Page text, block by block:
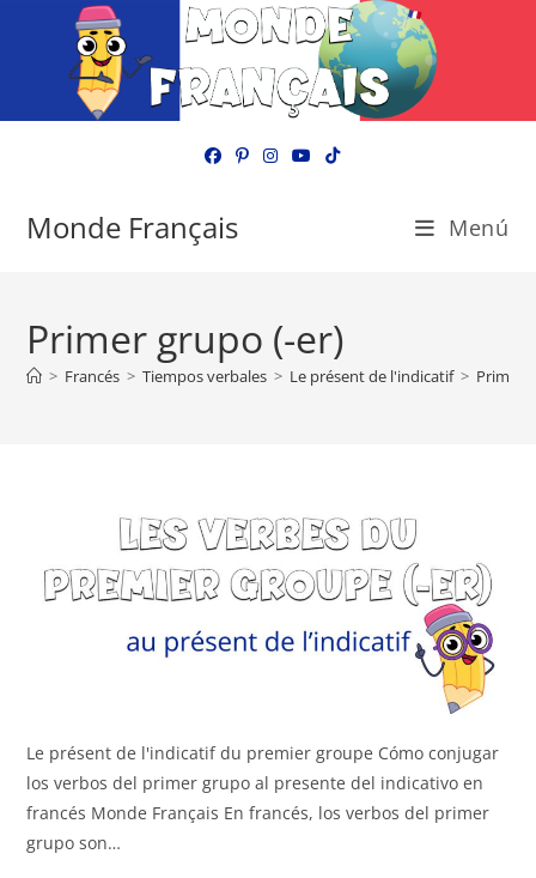
Monde Français Menú
Primer grupo (-er)
> Francés > Tiempos verbales > Le présent de l'indicatif > Primer
Le présent de l'indicatif du premier groupe Cómo conjugar
los verbos del primer grupo al presente del indicativo en
francés Monde Français En francés, los verbos del primer
grupo son…